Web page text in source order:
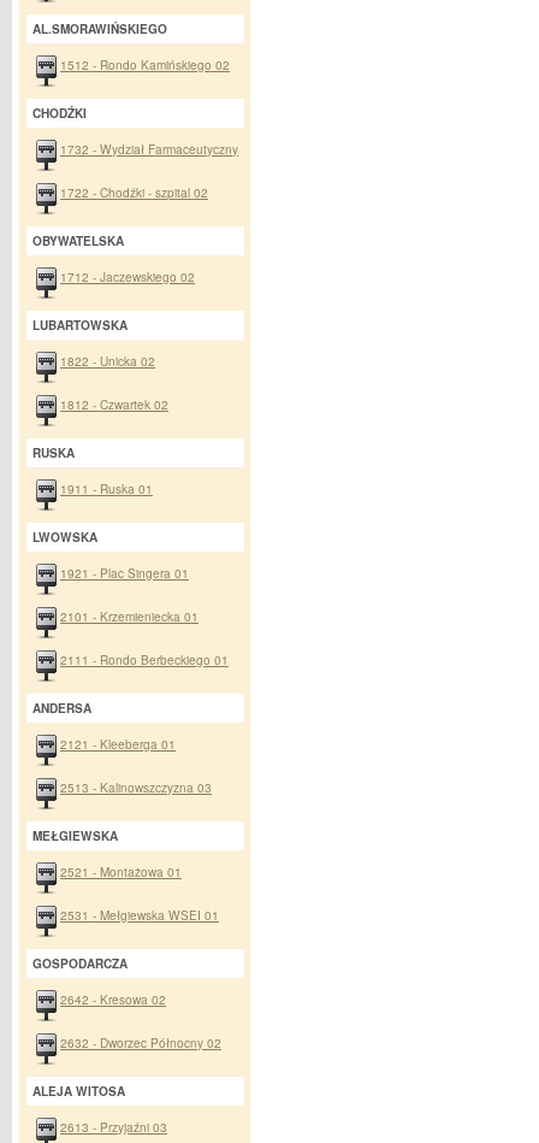
AL.SMORAWIŃSKIEGO
1512 - Rondo Kamińskiego 02
CHODŹKI
1732 - Wydział Farmaceutyczny
1722 - Chodźki - szpital 02
OBYWATELSKA
1712 - Jaczewskiego 02
LUBARTOWSKA
1822 - Unicka 02
1812 - Czwartek 02
RUSKA
1911 - Ruska 01
LWOWSKA
1921 - Plac Singera 01
2101 - Krzemieniecka 01
2111 - Rondo Berbeckiego 01
ANDERSA
2121 - Kleeberga 01
2513 - Kalinowszczyzna 03
MEŁGIEWSKA
2521 - Montażowa 01
2531 - Mełgiewska WSEI 01
GOSPODARCZA
2642 - Kresowa 02
2632 - Dworzec Północny 02
ALEJA WITOSA
2613 - Przyjaźni 03